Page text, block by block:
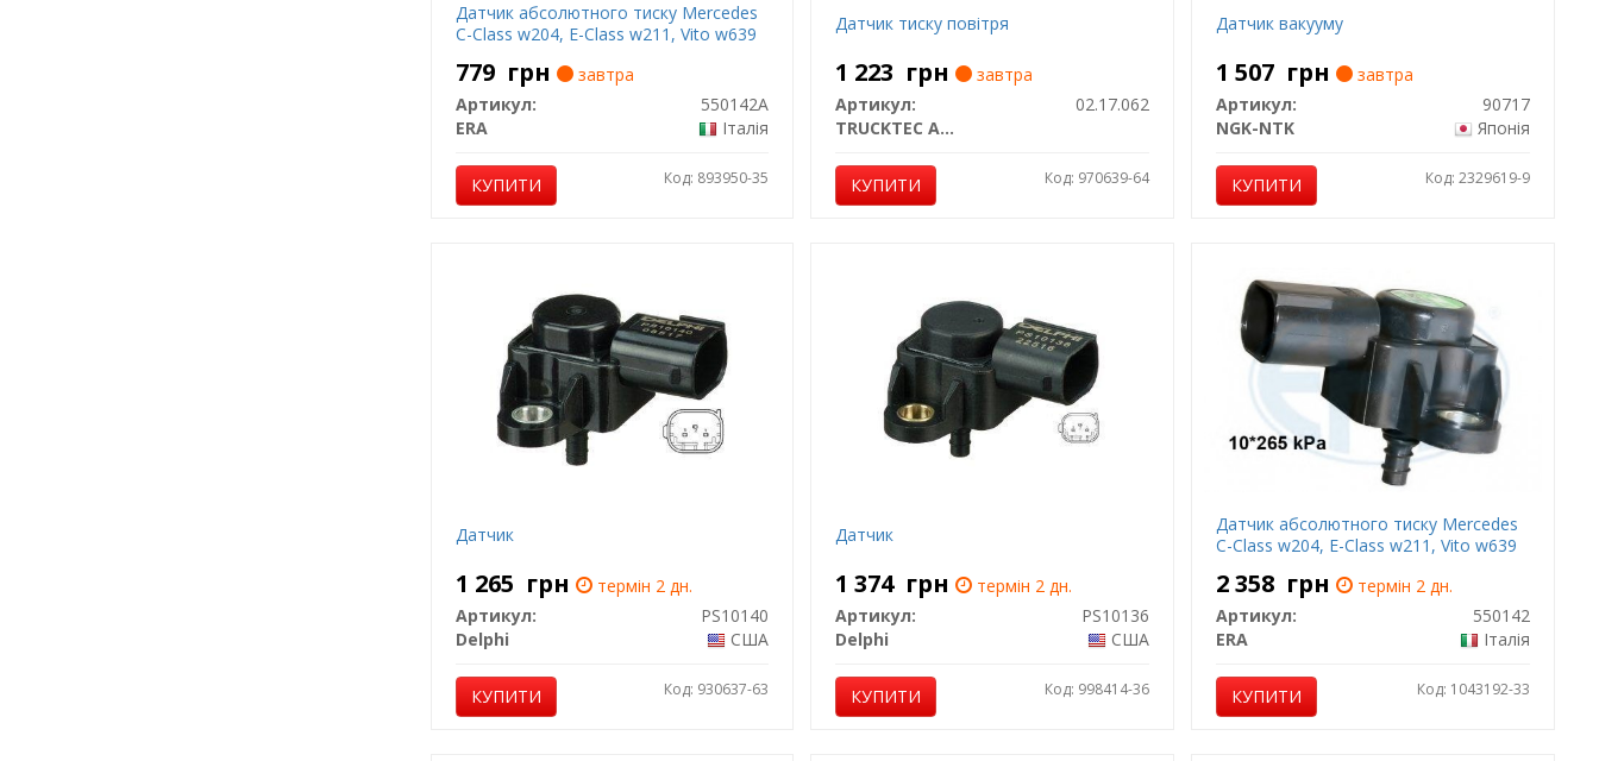
Датчик абсолютного тиску Mercedes
C-Class w204, E-Class w211, Vito w639
779 грн
завтра
Артикул:
550142A
ERA
Італія
КУПИТИ Код: 893950-35
Датчик тиску повітря
1 223 грн
завтра
Артикул:
02.17.062
TRUCKTEC AUTOMOTIVE
КУПИТИ Код: 970639-64
Датчик вакууму
1 507 грн
завтра
Артикул:
90717
NGK-NTK
Японія
КУПИТИ Код: 2329619-9
Датчик
1 265 грн
термін 2 дн.
Артикул:
PS10140
Delphi
США
КУПИТИ Код: 930637-63
Датчик
1 374 грн
термін 2 дн.
Артикул:
PS10136
Delphi
США
КУПИТИ Код: 998414-36
Датчик абсолютного тиску Mercedes
C-Class w204, E-Class w211, Vito w639
2 358 грн
термін 2 дн.
Артикул:
550142
ERA
Італія
КУПИТИ Код: 1043192-33